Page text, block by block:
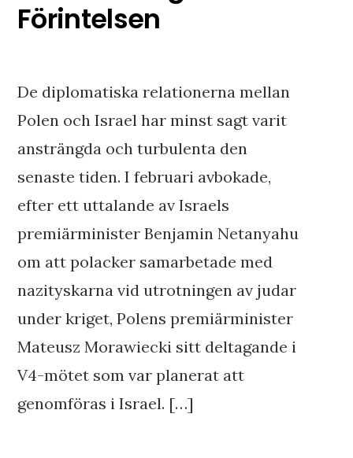
Förintelsen
De diplomatiska relationerna mellan
Polen och Israel har minst sagt varit
ansträngda och turbulenta den
senaste tiden. I februari avbokade,
efter ett uttalande av Israels
premiärminister Benjamin Netanyahu
om att polacker samarbetade med
nazityskarna vid utrotningen av judar
under kriget, Polens premiärminister
Mateusz Morawiecki sitt deltagande i
V4-mötet som var planerat att
genomföras i Israel. […]